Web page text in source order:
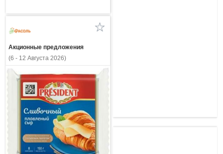
Акционные предложения
(6 - 12 Августа 2026)